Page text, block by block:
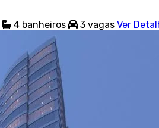
4 banheiros 3 vagas Ver